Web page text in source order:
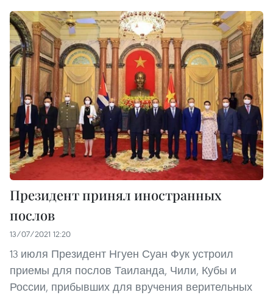
Президент принял иностранных
послов
13/07/2021 12:20
13 июля Президент Нгуен Суан Фук устроил
приемы для послов Таиланда, Чили, Кубы и
России, прибывших для вручения верительных